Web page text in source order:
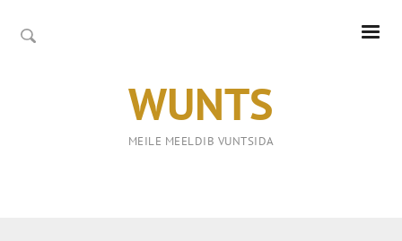
WUNTS
MEILE MEELDIB VUNTSIDA